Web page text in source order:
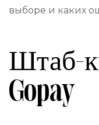
выборе и каких
Штаб-
Gopay